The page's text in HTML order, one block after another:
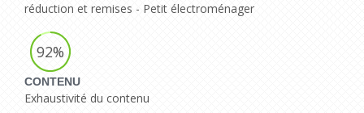
réduction et remises - Petit électroménager
92%
CONTENU
Exhaustivité du contenu